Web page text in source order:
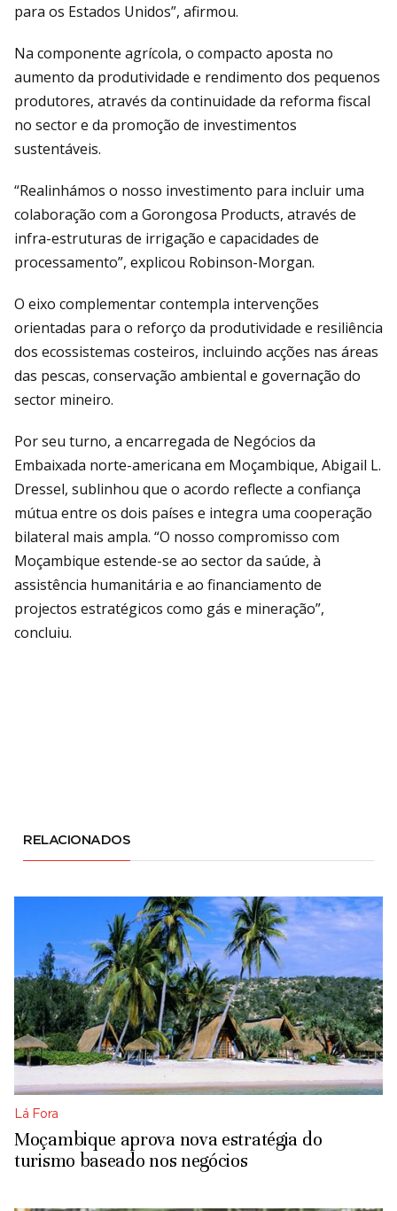
para os Estados Unidos”, afirmou.
Na componente agrícola, o compacto aposta no
aumento da produtividade e rendimento dos pequenos
produtores, através da continuidade da reforma fiscal
no sector e da promoção de investimentos
sustentáveis.
“Realinhámos o nosso investimento para incluir uma
colaboração com a Gorongosa Products, através de
infra-estruturas de irrigação e capacidades de
processamento”, explicou Robinson-Morgan.
O eixo complementar contempla intervenções
orientadas para o reforço da produtividade e resiliência
dos ecossistemas costeiros, incluindo acções nas áreas
das pescas, conservação ambiental e governação do
sector mineiro.
Por seu turno, a encarregada de Negócios da
Embaixada norte-americana em Moçambique, Abigail L.
Dressel, sublinhou que o acordo reflecte a confiança
mútua entre os dois países e integra uma cooperação
bilateral mais ampla. “O nosso compromisso com
Moçambique estende-se ao sector da saúde, à
assistência humanitária e ao financiamento de
projectos estratégicos como gás e mineração”,
concluiu.
RELACIONADOS
Lá Fora
Moçambique aprova nova estratégia do
turismo baseado nos negócios